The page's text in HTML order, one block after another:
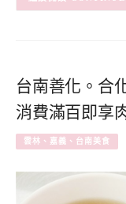
台南善化。合
消費滿百即享
雲林、嘉義、台南美食